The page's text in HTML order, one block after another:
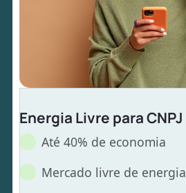
Energia Livre para CNPJ
Até 40% de economia
Mercado livre de energia